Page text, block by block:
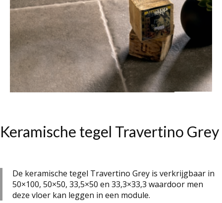
Keramische tegel Travertino Grey
De keramische tegel Travertino Grey is verkrijgbaar in
50×100, 50×50, 33,5×50 en 33,3×33,3 waardoor men
deze vloer kan leggen in een module.